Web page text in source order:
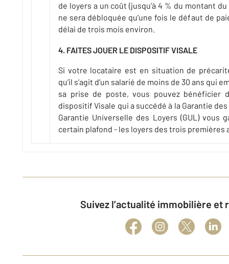
de loyers a un coût (jusqu’à 4 % du montant
ne sera débloquée qu’une fois le défaut de
délai de trois mois environ.
4. FAITES JOUER LE DISPOSITIF VISALE
Si votre locataire est en situation de
qu’il s’agit d’un salarié de moins de 30 ans qui
sa prise de poste, vous pouvez bénéficier
dispositif Visale qui a succédé à la Garantie
Garantie Universelle des Loyers (GUL) vous
certain plafond - les loyers des trois premières
Suivez l’actualité immobilière